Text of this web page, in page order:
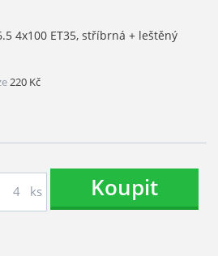
4x100 ET35, stříbrná + leštěný
220 Kč
ks Koupit